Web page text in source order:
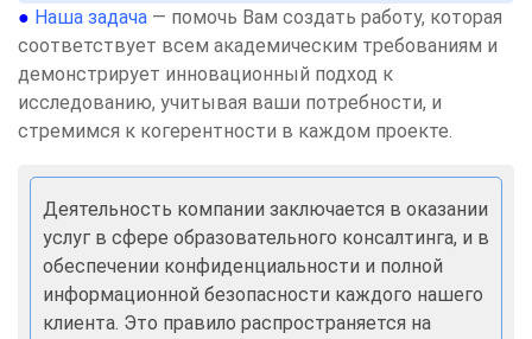
● Наша задача — помочь Вам создать работу, которая
соответствует всем академическим требованиям и
демонстрирует инновационный подход к
исследованию, учитывая ваши потребности, и
стремимся к когерентности в каждом проекте.
Деятельность компании заключается в оказании
услуг в сфере образовательного консалтинга, и в
обеспечении конфиденциальности и полной
информационной безопасности каждого нашего
клиента. Это правило распространяется на